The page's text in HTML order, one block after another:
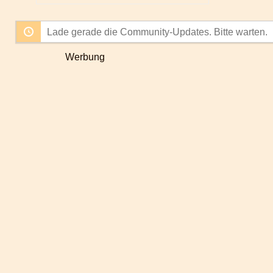
Lade gerade die Community-Updates. Bitte warten.
Werbung